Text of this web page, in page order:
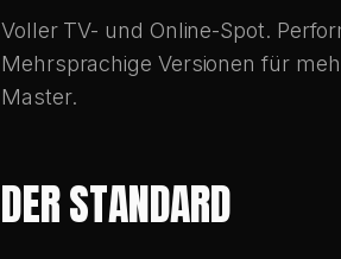
Voller TV- und Online-Spot.
Mehrsprachige Versionen für
Master.
DER STANDARD